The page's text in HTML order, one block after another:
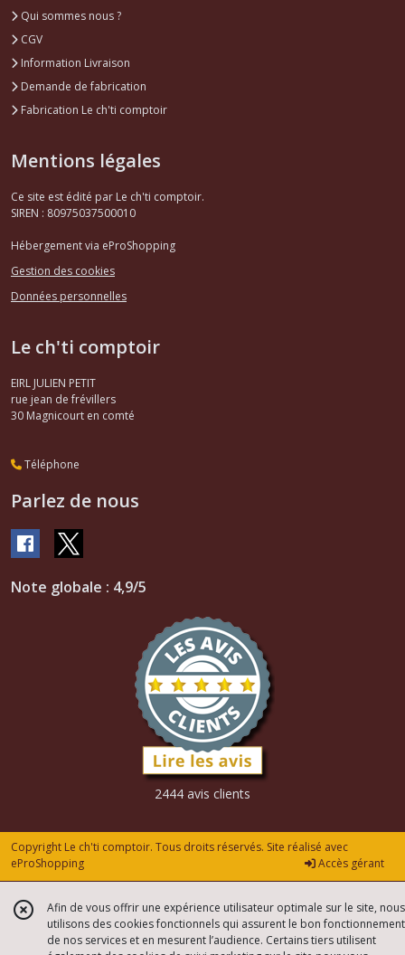
Qui sommes nous ?
CGV
Information Livraison
Demande de fabrication
Fabrication Le ch'ti comptoir
Mentions légales
Ce site est édité par Le ch'ti comptoir.
SIREN : 80975037500010
Hébergement via eProShopping
Gestion des cookies
Données personnelles
Le ch'ti comptoir
EIRL JULIEN PETIT
rue jean de frévillers
30 Magnicourt en comté
Téléphone
Parlez de nous
Note globale : 4,9/5
2444 avis clients
Copyright Le ch'ti comptoir. Tous droits réservés. Site réalisé avec
eProShopping
Accès gérant
Afin de vous offrir une expérience utilisateur optimale sur le site, nous
utilisons des cookies fonctionnels qui assurent le bon fonctionnement
de nos services et en mesurent l’audience. Certains tiers utilisent